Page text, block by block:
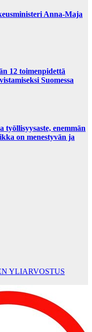
Anna-Maja
12 toimenpidettä
Suomessa
enemmän
on menestyvän ja
YLIARVOSTUS